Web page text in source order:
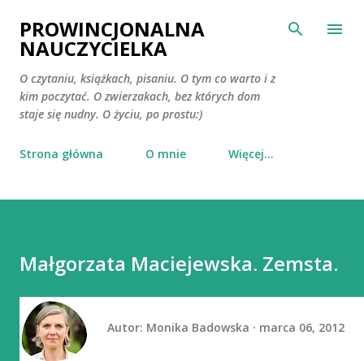
Przejdź do głównej zawartości
PROWINCJONALNA
NAUCZYCIELKA
O czytaniu, książkach, pisaniu. O tym co warto i z
kim poczytać. O zwierzakach, bez których dom
staje się nudny. O życiu, po prostu:)
Strona główna O mnie Więcej…
Małgorzata Maciejewska. Zemsta.
Autor: Monika Badowska marca 06, 2012